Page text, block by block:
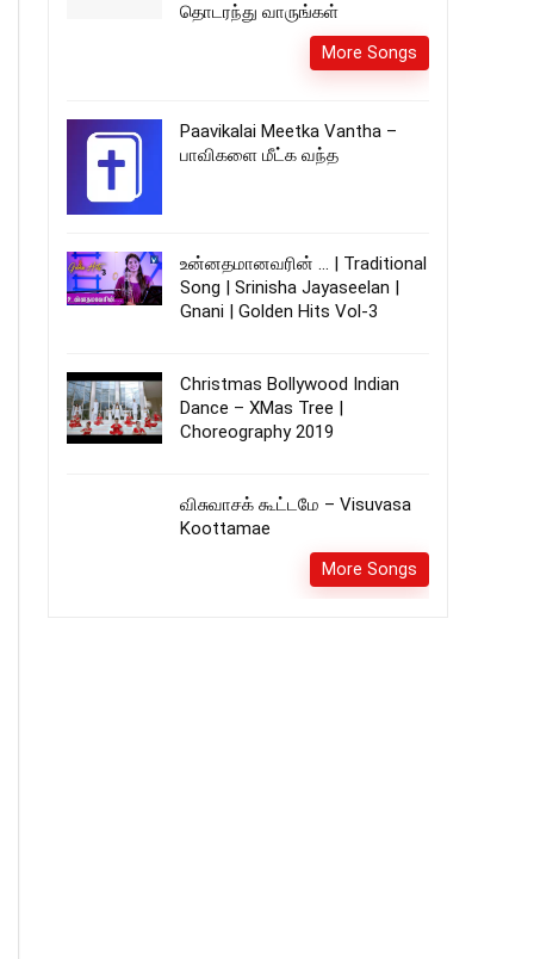
தொடரந்து வாருங்கள்
More Songs
Paavikalai Meetka Vantha –
பாவிகளை மீட்க வந்த
உன்னதமானவரின் … | Traditional
Song | Srinisha Jayaseelan |
Gnani | Golden Hits Vol-3
Christmas Bollywood Indian
Dance – XMas Tree |
Choreography 2019
விசுவாசக் கூட்டமே – Visuvasa
Koottamae
More Songs